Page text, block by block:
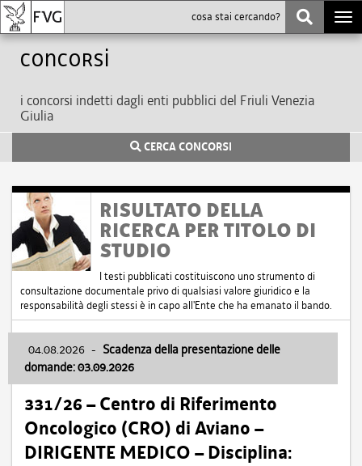
Concorsi
i concorsi indetti dagli enti pubblici del Friuli Venezia
Giulia
CERCA CONCORSI
RISULTATO DELLA
RICERCA PER TITOLO DI
STUDIO
I testi pubblicati costituiscono uno strumento di
consultazione documentale privo di qualsiasi valore giuridico e la
responsabilità degli stessi è in capo all'Ente che ha emanato il bando.
04.08.2026 - Scadenza della presentazione delle
domande: 03.09.2026
331/26 – Centro di Riferimento
Oncologico (CRO) di Aviano –
DIRIGENTE MEDICO – Disciplina: